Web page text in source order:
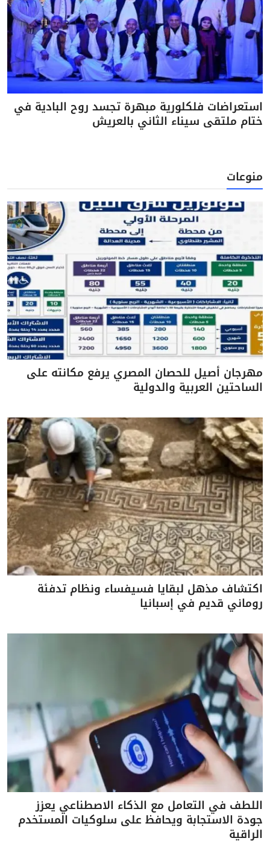
استعراضات فلكلورية مبهرة تجسد روح البادية في
ختام ملتقى سيناء الثاني بالعريش
منوعات
مهرجان أصيل للحصان المصري يرفع مكانته على
الساحتين العربية والدولية
اكتشاف مذهل لبقايا فسيفساء ونظام تدفئة
روماني قديم في إسبانيا
اللطف في التعامل مع الذكاء الاصطناعي يعزز
جودة الاستجابة ويحافظ على سلوكيات المستخدم
الراقية